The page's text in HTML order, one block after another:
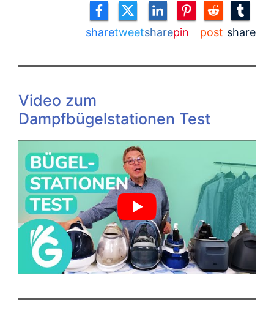
sharetweetsharepin post share
Video zum
Dampfbügelstationen Test